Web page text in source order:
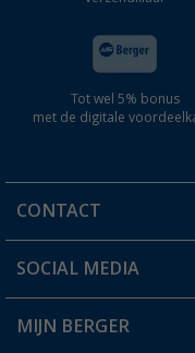
Tot wel 5% bonus
met de digitale
CONTACT
Een vraag?
Winkel vinden
SOCIAL MEDIA
MIJN BERGER